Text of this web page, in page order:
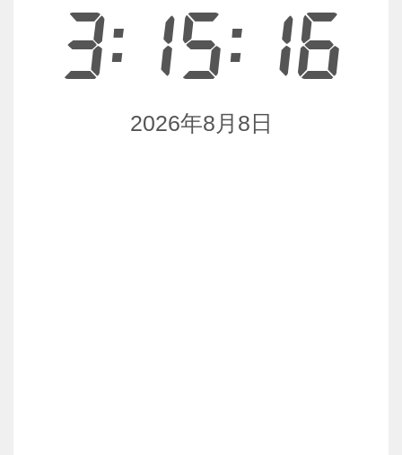
3:15:16
2026年8月8日